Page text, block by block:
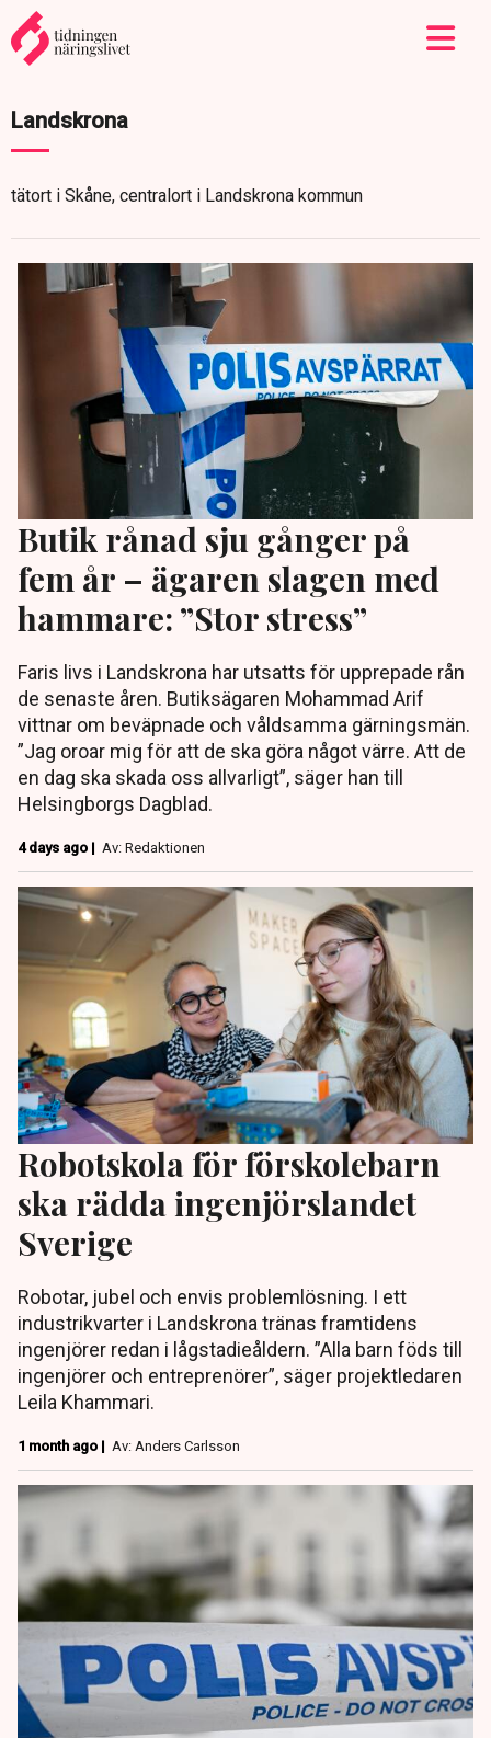
Landskrona
tätort i Skåne, centralort i Landskrona kommun
Butik rånad sju gånger på
fem år – ägaren slagen med
hammare: ”Stor stress”
Faris livs i Landskrona har utsatts för upprepade rån
de senaste åren. Butiksägaren Mohammad Arif
vittnar om beväpnade och våldsamma gärningsmän.
”Jag oroar mig för att de ska göra något värre. Att de
en dag ska skada oss allvarligt”, säger han till
Helsingborgs Dagblad.
4 days ago | Av: Redaktionen
Robotskola för förskolebarn
ska rädda ingenjörslandet
Sverige
Robotar, jubel och envis problemlösning. I ett
industrikvarter i Landskrona tränas framtidens
ingenjörer redan i lågstadieåldern. ”Alla barn föds till
ingenjörer och entreprenörer”, säger projektledaren
Leila Khammari.
1 month ago | Av: Anders Carlsson